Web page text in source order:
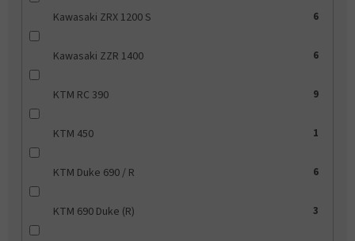
Kawasaki ZRX 1200 S 6
Kawasaki ZZR 1400 6
KTM RC 390 9
KTM 450 1
KTM Duke 690 / R 6
KTM 690 Duke (R) 3